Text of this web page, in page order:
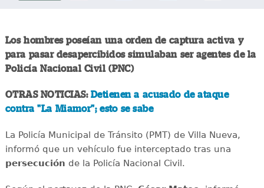
Los hombres poseían una orden de captura activa y
para pasar desapercibidos simulaban ser agentes de la
Policía Nacional Civil (PNC)
OTRAS NOTICIAS: Detienen a acusado de ataque
contra "La Miamor"; esto se sabe
La Policía Municipal de Tránsito (PMT) de Villa Nueva,
informó que un vehículo fue interceptado tras una
persecución de la Policía Nacional Civil.